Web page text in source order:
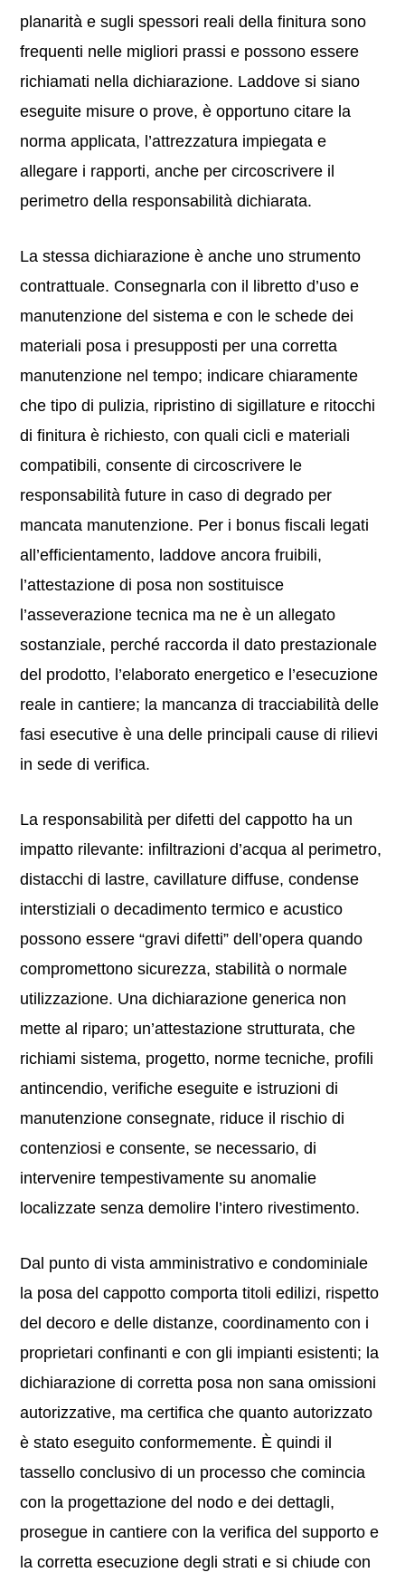
planarità e sugli spessori reali della finitura sono
frequenti nelle migliori prassi e possono essere
richiamati nella dichiarazione. Laddove si siano
eseguite misure o prove, è opportuno citare la
norma applicata, l’attrezzatura impiegata e
allegare i rapporti, anche per circoscrivere il
perimetro della responsabilità dichiarata.
La stessa dichiarazione è anche uno strumento
contrattuale. Consegnarla con il libretto d’uso e
manutenzione del sistema e con le schede dei
materiali posa i presupposti per una corretta
manutenzione nel tempo; indicare chiaramente
che tipo di pulizia, ripristino di sigillature e ritocchi
di finitura è richiesto, con quali cicli e materiali
compatibili, consente di circoscrivere le
responsabilità future in caso di degrado per
mancata manutenzione. Per i bonus fiscali legati
all’efficientamento, laddove ancora fruibili,
l’attestazione di posa non sostituisce
l’asseverazione tecnica ma ne è un allegato
sostanziale, perché raccorda il dato prestazionale
del prodotto, l’elaborato energetico e l’esecuzione
reale in cantiere; la mancanza di tracciabilità delle
fasi esecutive è una delle principali cause di rilievi
in sede di verifica.
La responsabilità per difetti del cappotto ha un
impatto rilevante: infiltrazioni d’acqua al perimetro,
distacchi di lastre, cavillature diffuse, condense
interstiziali o decadimento termico e acustico
possono essere “gravi difetti” dell’opera quando
compromettono sicurezza, stabilità o normale
utilizzazione. Una dichiarazione generica non
mette al riparo; un’attestazione strutturata, che
richiami sistema, progetto, norme tecniche, profili
antincendio, verifiche eseguite e istruzioni di
manutenzione consegnate, riduce il rischio di
contenziosi e consente, se necessario, di
intervenire tempestivamente su anomalie
localizzate senza demolire l’intero rivestimento.
Dal punto di vista amministrativo e condominiale
la posa del cappotto comporta titoli edilizi, rispetto
del decoro e delle distanze, coordinamento con i
proprietari confinanti e con gli impianti esistenti; la
dichiarazione di corretta posa non sana omissioni
autorizzative, ma certifica che quanto autorizzato
è stato eseguito conformemente. È quindi il
tassello conclusivo di un processo che comincia
con la progettazione del nodo e dei dettagli,
prosegue in cantiere con la verifica del supporto e
la corretta esecuzione degli strati e si chiude con